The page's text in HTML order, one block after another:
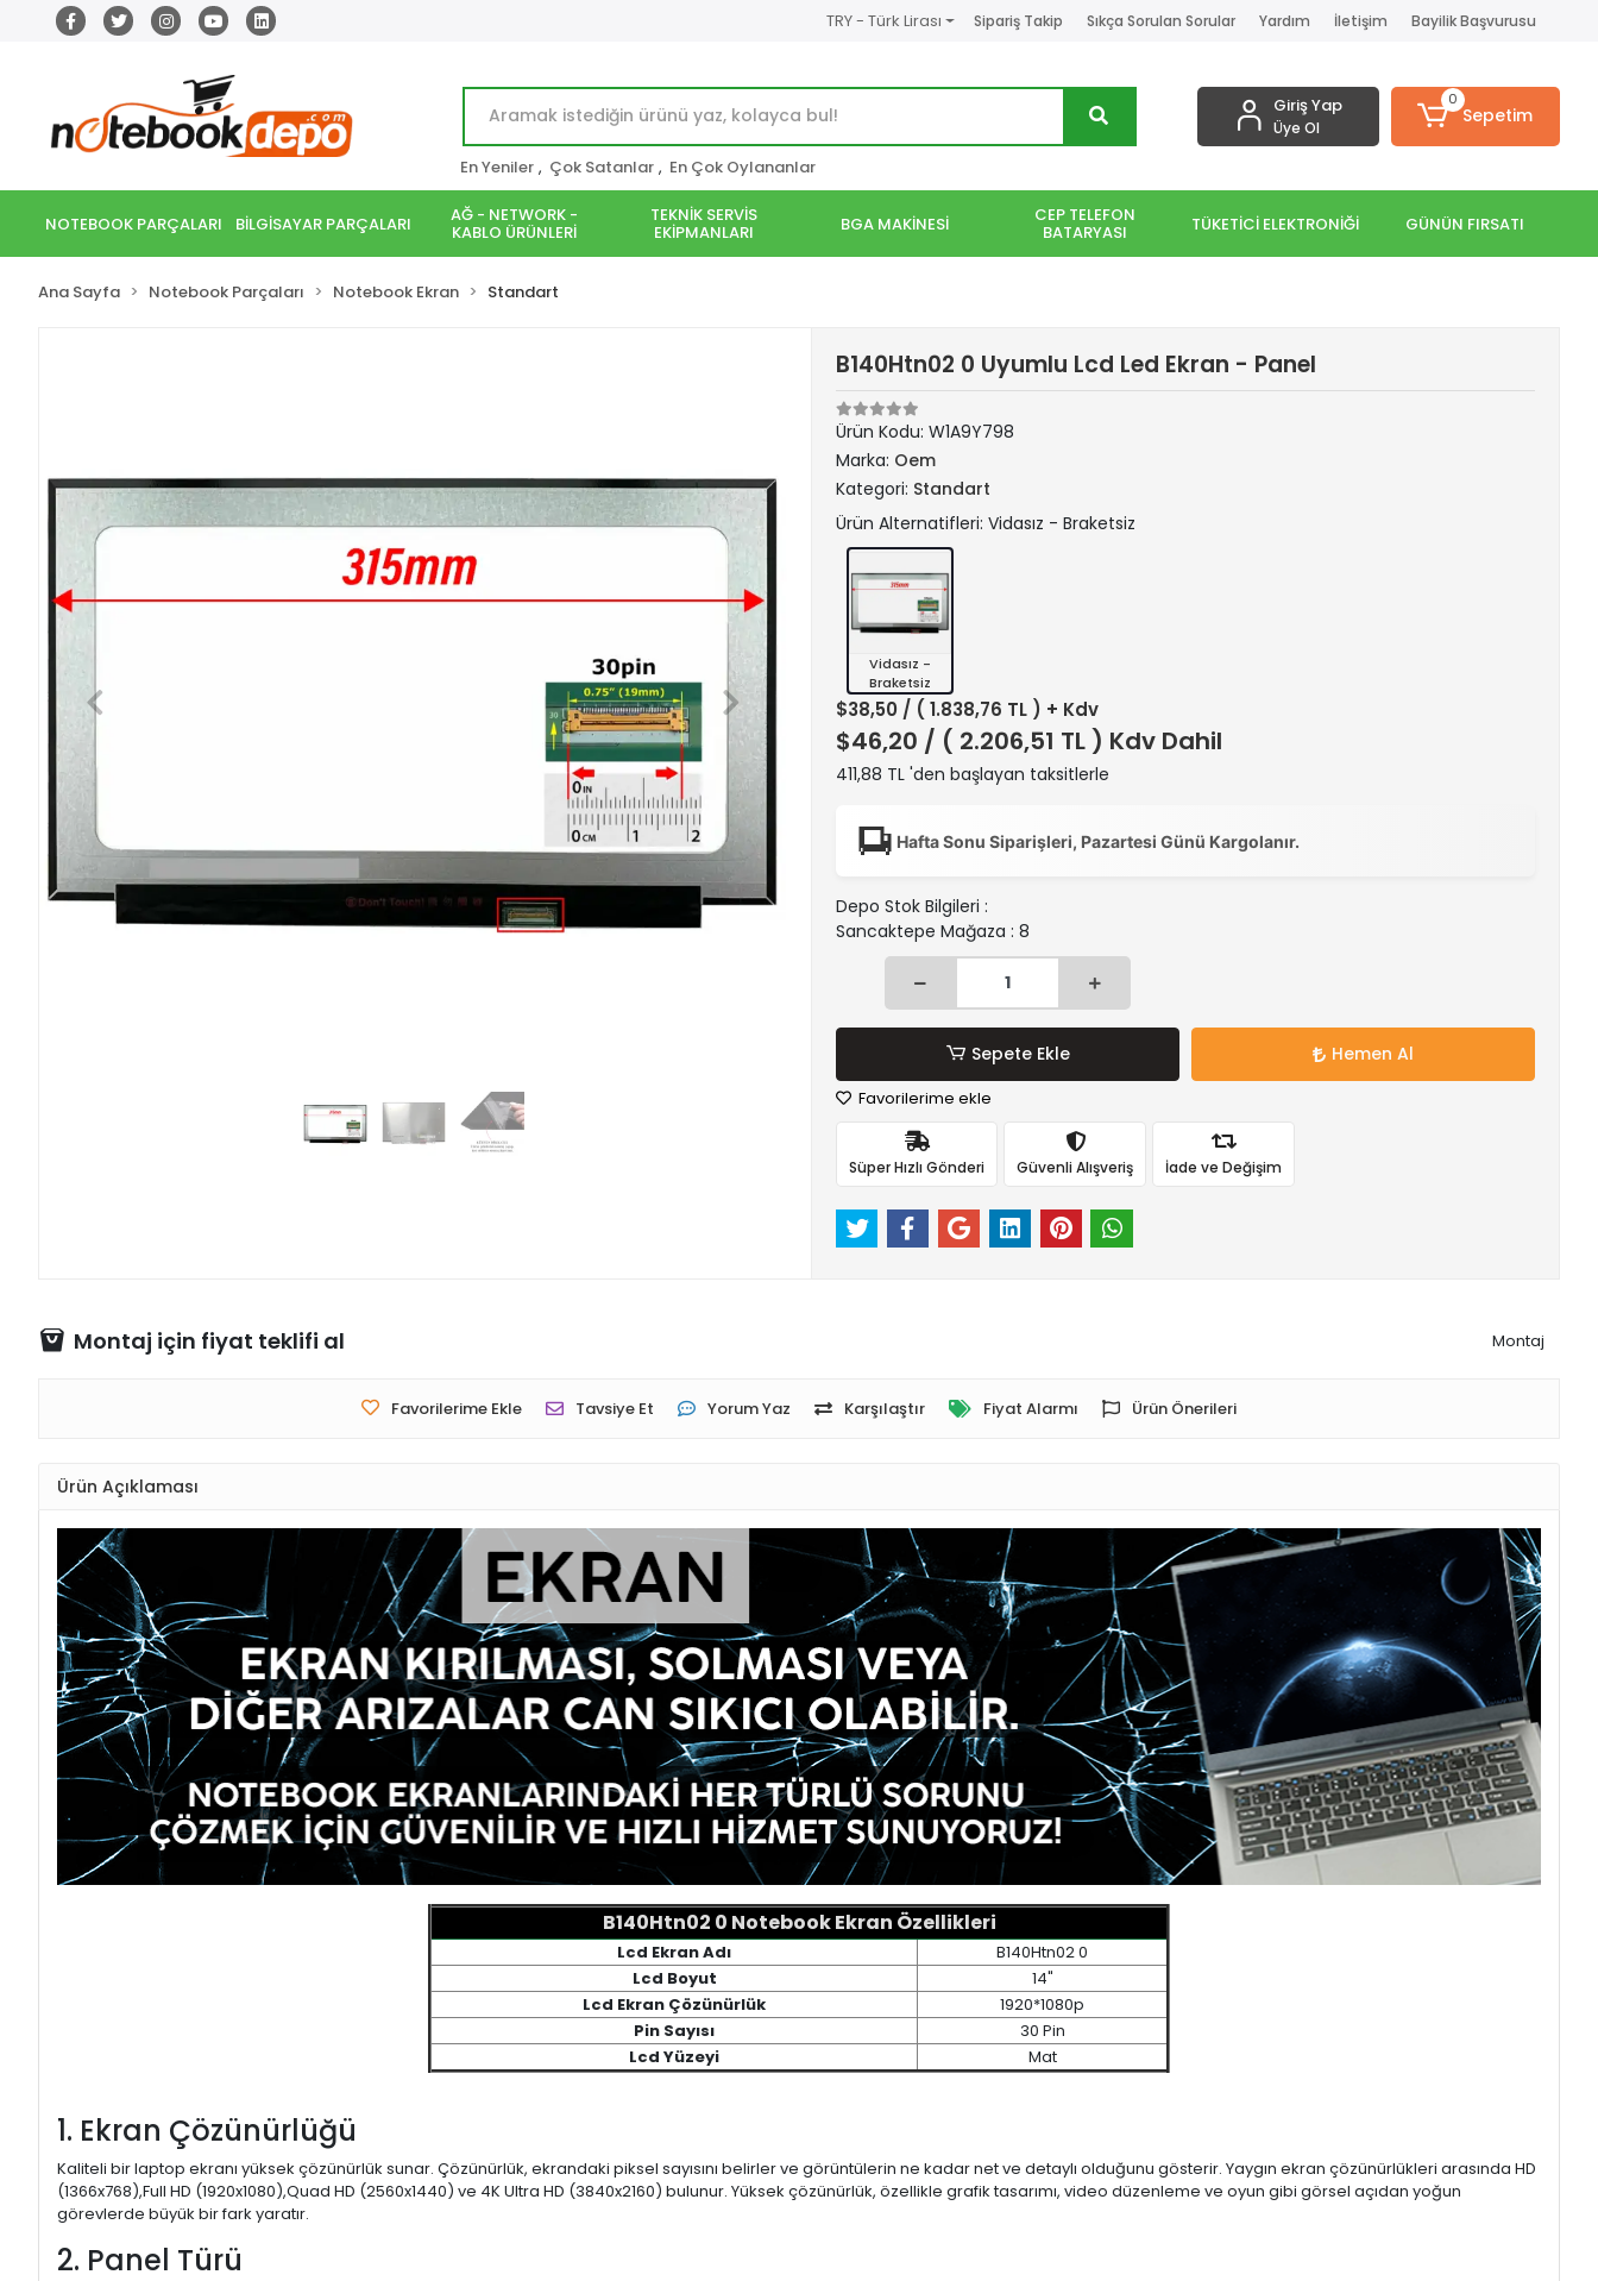
TRY - Türk Lirası Sipariş Takip Sıkça Sorulan Sorular Yardım İletişim Bayilik Başvurusu
En Yeniler , Çok Satanlar , En Çok Oylananlar
Giriş Yap
Üye Ol
0
Sepetim
NOTEBOOK PARÇALARI BİLGİSAYAR PARÇALARI AĞ - NETWORK -
KABLO ÜRÜNLERİ
TEKNİK SERVİS
EKİPMANLARI BGA MAKİNESİ CEP TELEFON
BATARYASI TÜKETİCİ ELEKTRONİĞİ GÜNÜN FIRSATI
Ana Sayfa Notebook Parçaları Notebook Ekran Standart
B140Htn02 0 Uyumlu Lcd Led Ekran - Panel
Ürün Kodu: W1A9Y798
Marka: Oem
Kategori: Standart
Ürün Alternatifleri: Vidasız - Braketsiz
Vidasız -
Braketsiz
$38,50 / ( 1.838,76 TL ) + Kdv
$46,20 / ( 2.206,51 TL ) Kdv Dahil
411,88 TL 'den başlayan taksitlerle
Hafta Sonu Siparişleri, Pazartesi Günü Kargolanır.
Depo Stok Bilgileri :
Sancaktepe Mağaza : 8
Sepete Ekle Hemen Al
Favorilerime ekle
Süper Hızlı Gönderi Güvenli Alışveriş İade ve Değişim
Montaj için fiyat teklifi al Montaj
Favorilerime Ekle Tavsiye Et Yorum Yaz Karşılaştır Fiyat Alarmı Ürün Önerileri
Ürün Açıklaması
B140Htn02 0 Notebook Ekran Özellikleri
Lcd Ekran Adı
B140Htn02 0
Lcd Boyut
14"
Lcd Ekran Çözünürlük
1920*1080p
Pin Sayısı
30 Pin
Lcd Yüzeyi
Mat
1. Ekran Çözünürlüğü
Kaliteli bir laptop ekranı yüksek çözünürlük sunar. Çözünürlük, ekrandaki piksel sayısını belirler ve görüntülerin ne kadar net ve detaylı olduğunu gösterir. Yaygın ekran çözünürlükleri arasında HD
(1366x768),Full HD (1920x1080),Quad HD (2560x1440) ve 4K Ultra HD (3840x2160) bulunur. Yüksek çözünürlük, özellikle grafik tasarımı, video düzenleme ve oyun gibi görsel açıdan yoğun
görevlerde büyük bir fark yaratır.
2. Panel Türü